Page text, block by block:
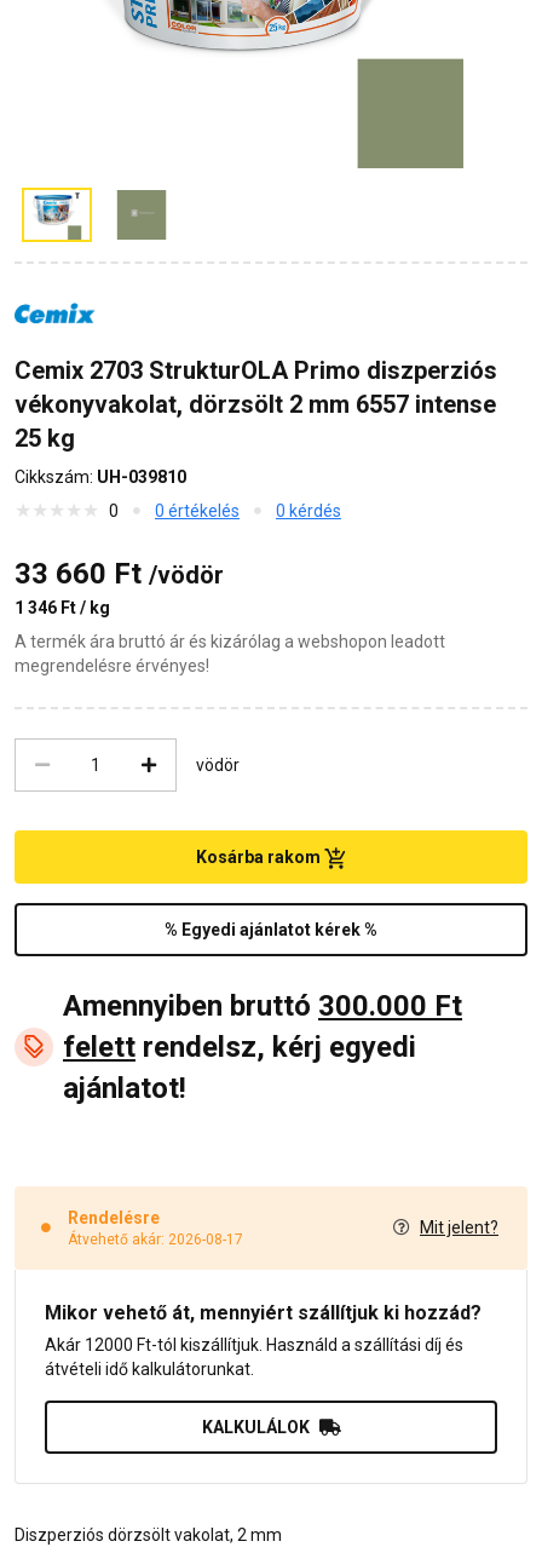
Cemix 2703 StrukturOLA Primo diszperziós
vékonyvakolat, dörzsölt 2 mm 6557 intense
25 kg
Cikkszám: UH-039810
0
0 értékelés 0 kérdés
33 660 Ft /vödör
1 346 Ft / kg
A termék ára bruttó ár és kizárólag a webshopon leadott
megrendelésre érvényes!
vödör
% Egyedi ajánlatot kérek %
Kosárba rakom
Amennyiben bruttó 300.000 Ft
felett rendelsz, kérj egyedi
ajánlatot!
Rendelésre
Átvehető akár: 2026-08-17
Mit jelent?
Mikor vehető át, mennyiért szállítjuk ki hozzád?
Akár 12000 Ft-tól kiszállítjuk. Használd a szállítási díj és
átvételi idő kalkulátorunkat.
KALKULÁLOK
Diszperziós dörzsölt vakolat, 2 mm